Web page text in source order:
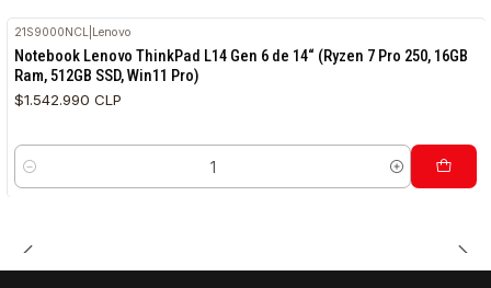
21S9000NCL Lenovo
Notebook Lenovo ThinkPad L14 Gen 6 de 14“ (Ryzen 7 Pro 250, 16GB
Ram, 512GB SSD, Win11 Pro)
$1.542.990 CLP
Cantidad